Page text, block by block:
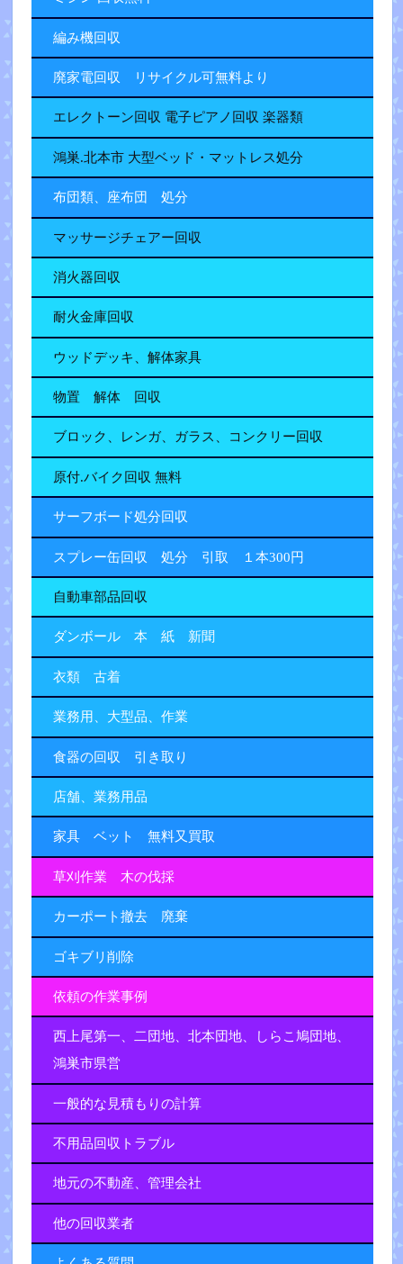
編み機回収
廃家電回収 リサイクル可無料より
エレクトーン回収 電子ピアノ回収 楽器類
鴻巣.北本市 大型ベッド・マットレス処分
布団類、座布団 処分
マッサージチェアー回収
消火器回収
耐火金庫回収
ウッドデッキ、解体家具
物置 解体 回収
ブロック、レンガ、ガラス、コンクリー回収
原付.バイク回収 無料
サーフボード処分回収
スプレー缶回収 処分 引取 １本300円
自動車部品回収
ダンボール 本 紙 新聞
衣類 古着
業務用、大型品、作業
食器の回収 引き取り
店舗、業務用品
家具 ベット 無料又買取
草刈作業 木の伐採
カーポート撤去 廃棄
ゴキブリ削除
依頼の作業事例
西上尾第一、二団地、北本団地、しらこ鳩団地、
鴻巣市県営
一般的な見積もりの計算
不用品回収トラブル
地元の不動産、管理会社
他の回収業者